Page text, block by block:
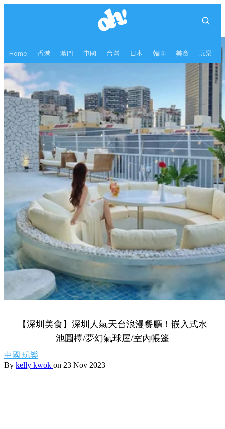
Home 香港 澳門 中國 台灣 日本 韓國 美食 玩樂
【深圳美食】深圳人氣天台浪漫餐廳！嵌入式水
池圓檯/夢幻氣球屋/室內帳篷
中國 玩樂
By kelly kwok on 23 Nov 2023